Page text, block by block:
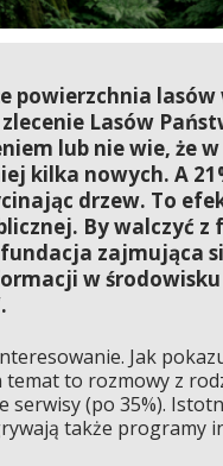
powierzchnia lasów
Lasów
lub nie wie, że
kilka nowych. A
drzew. To
By walczyć z
zajmująca
w
Jak
temat to rozmowy z
serwisy (po 35%).
także programy